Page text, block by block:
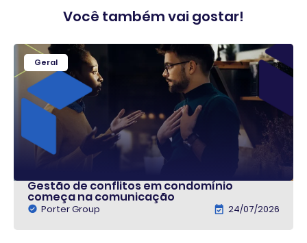
Você também vai gostar!
Geral
Gestão de conflitos em condomínio
começa na comunicação
Porter Group 24/07/2026